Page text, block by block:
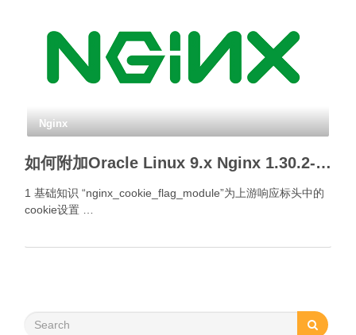
Nginx
如何附加Oracle Linux 9.x Nginx 1.30.2- Cookie标签模块？
1 基础知识 “nginx_cookie_flag_module”为上游响应标头中的
cookie设置 …